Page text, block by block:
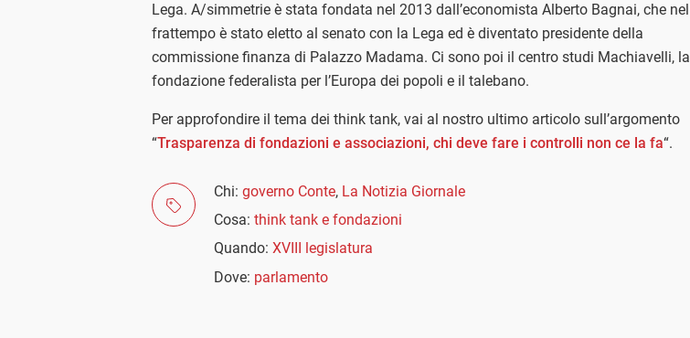
Lega. A/simmetrie è stata fondata nel 2013 dall’economista Alberto Bagnai, che nel
frattempo è stato eletto al senato con la Lega ed è diventato presidente della
commissione finanza di Palazzo Madama. Ci sono poi il centro studi Machiavelli, la
fondazione federalista per l’Europa dei popoli e il talebano.
Per approfondire il tema dei think tank, vai al nostro ultimo articolo sull’argomento
“Trasparenza di fondazioni e associazioni, chi deve fare i controlli non ce la fa“.
Chi: governo Conte, La Notizia Giornale
Cosa: think tank e fondazioni
Quando: XVIII legislatura
Dove: parlamento